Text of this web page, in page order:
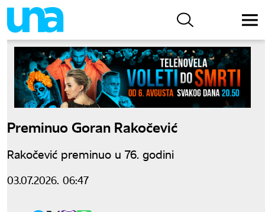
Preminuo Goran Rakočević
Rakočević preminuo u 76. godini
03.07.2026. 06:47